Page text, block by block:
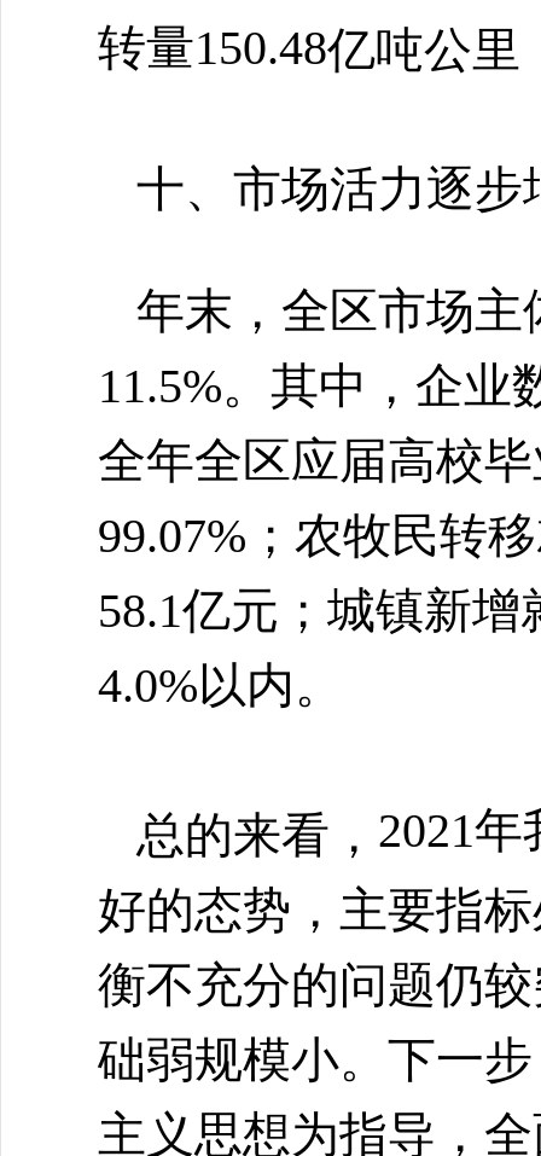
转量150.48亿吨公里
十、市场活力逐
年末，全区市场主
11.5%。其中，企业
全年全区应届高校
99.07%；农牧民转
58.1亿元；城镇新
4.0%以内。
总的来看， 2021
好的态势，主要指
衡不充分的问题仍
础弱规模小。下一
主义思想为指导，